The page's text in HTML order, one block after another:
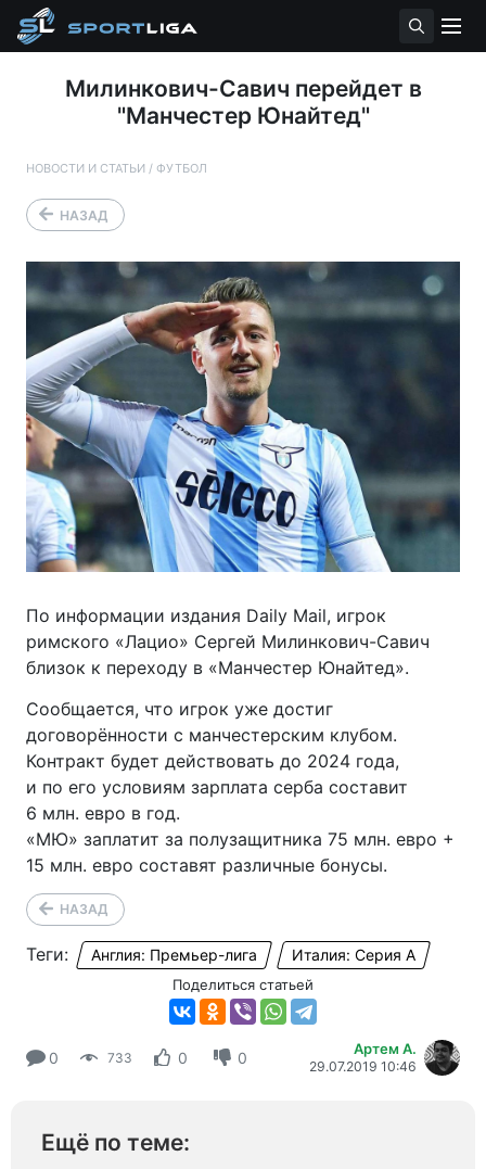
Милинкович-Савич перейдет в
"Манчестер Юнайтед"
НОВОСТИ И СТАТЬИ / ФУТБОЛ
НАЗАД
По информации издания Daily Mail, игрок
римского «Лацио» Сергей Милинкович-Савич
близок к переходу в «Манчестер Юнайтед».
Сообщается, что игрок уже достиг
договорённости с манчестерским клубом.
Контракт будет действовать до 2024 года,
и по его условиям зарплата серба составит
6 млн. евро в год.
«МЮ» заплатит за полузащитника 75 млн. евро +
15 млн. евро составят различные бонусы.
НАЗАД
Теги: Англия: Премьер-лига Италия: Серия А
Поделиться статьей
0 733 0 0 Артем А.
29.07.2019 10:46
Ещё по теме: